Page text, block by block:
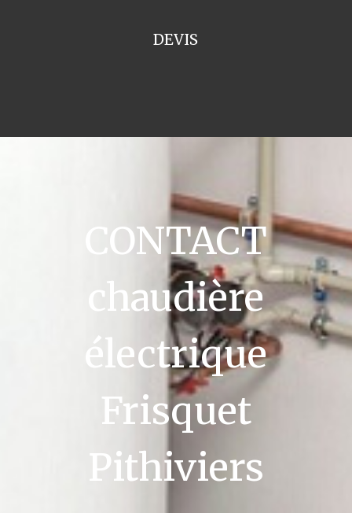
DEVIS
CONTACT
chaudière
électrique
Frisquet
Pithiviers